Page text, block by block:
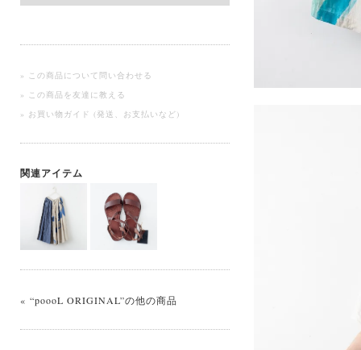
» この商品について問い合わせる
» この商品を友達に教える
» お買い物ガイド (発送、お支払いなど)
関連アイテム
« “poooL ORIGINAL”の他の商品